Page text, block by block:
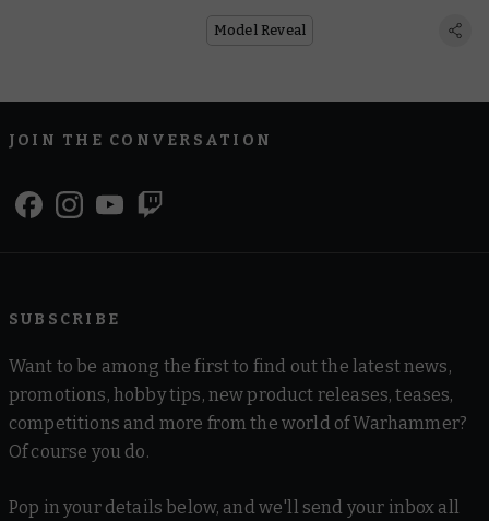
Model Reveal
JOIN THE CONVERSATION
SUBSCRIBE
Want to be among the first to find out the latest news,
promotions, hobby tips, new product releases, teases,
competitions and more from the world of Warhammer?
Of course you do.
Pop in your details below, and we'll send your inbox all